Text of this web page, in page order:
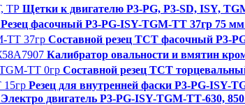
Щетки к двигателю P3-PG, P3-SD, ISY,
Резец фасочный P3-PG-ISY-TGM-ТТ 37гр 75 мм
Составной резец TCT фасочный P3-
Калибратор овальности и вмятин
Составной резец TCT
Резец для внутренней фаски P3-PG-ISY-
Электро двигатель P3-PG-ISY-TGM-ТТ-630, 850